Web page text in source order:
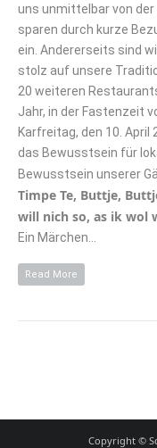
uns unmittelbar von
sparen durch kurze
ein. Andererseits sind
stolz auf unsere
20 weiteren
Jahr, in der Fastenzeit
Karfreitag, den 10. April
das Bewusstsein für
Bewusstsein unserer
Timpe Te, Buttje,
will nich so, as ik wol
Ein Märchen…
Read More
Copyright ©